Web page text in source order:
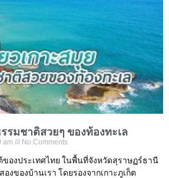
รมชาติสวยๆ ของท้องทะเล
am No Comments
ของประเทศไทย ในพื้นที่จังหวัดสุราษฏร์ธานี
งของบ้านเรา โดยรองจากเกาะภูเก็ต